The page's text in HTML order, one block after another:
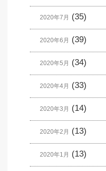
2020年7月 (35)
2020年6月 (39)
2020年5月 (34)
2020年4月 (33)
2020年3月 (14)
2020年2月 (13)
2020年1月 (13)